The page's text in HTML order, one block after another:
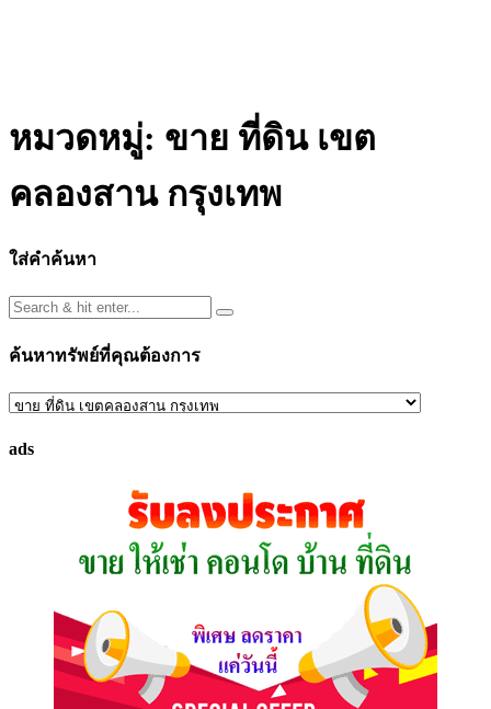
หมวดหมู่: ขาย ที่ดิน เขต
คลองสาน กรุงเทพ
ใส่คำค้นหา
ค้นหาทรัพย์ที่คุณต้องการ
ค้นหา
ที่
ads